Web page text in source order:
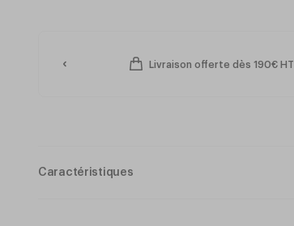
Livraison offerte dès 190€ HT
Caractéristiques